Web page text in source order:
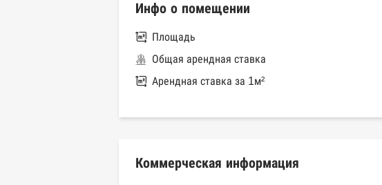
Инфо о помещении
Площадь
Общая арендная ставка
Арендная ставка за 1м²
Коммерческая информация